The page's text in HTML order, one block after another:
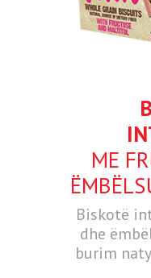
ME
Biskotë
dhe
burim